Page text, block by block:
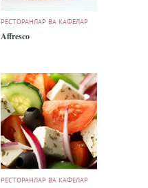
РЕСТОРАНЛАР ВА КАФЕЛАР
Affresco
РЕСТОРАНЛАР ВА КАФЕЛАР